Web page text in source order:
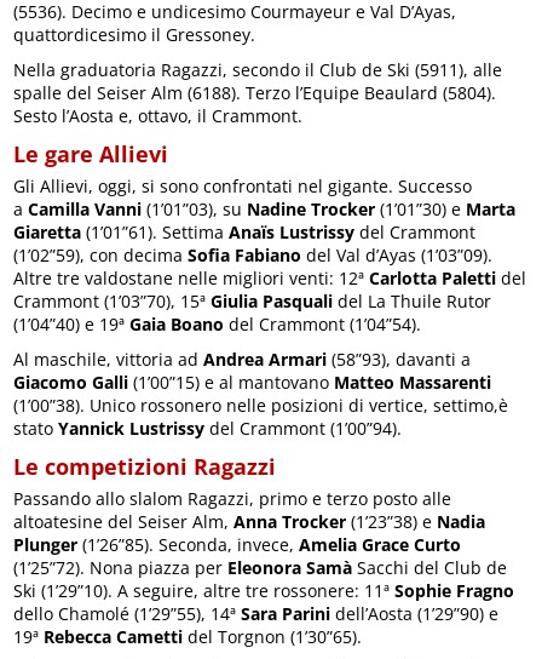
(5536). Decimo e undicesimo Courmayeur e Val D’Ayas,
quattordicesimo il Gressoney.
Nella graduatoria Ragazzi, secondo il Club de Ski (5911), alle
spalle del Seiser Alm (6188). Terzo l’Equipe Beaulard (5804).
Sesto l’Aosta e, ottavo, il Crammont.
Le gare Allievi
Gli Allievi, oggi, si sono confrontati nel gigante. Successo
aCamilla Vanni (1’01”03), su Nadine Trocker (1’01”30) e Marta
Giaretta (1’01”61). SettimaAnaïs Lustrissy del Crammont
(1’02”59), con decimaSofia Fabiano del Val d’Ayas (1’03”09).
Altre tre valdostane nelle migliori venti: 12ªCarlotta Paletti del
Crammont (1’03”70), 15ªGiulia Pasquali del La Thuile Rutor
(1’04”40) e 19ªGaia Boano del Crammont (1’04”54).
Al maschile, vittoria adAndrea Armari (58”93), davanti a
Giacomo Galli (1’00”15) e al mantovano Matteo Massarenti
(1’00”38). Unico rossonero nelle posizioni di vertice, settimo,è
statoYannick Lustrissy del Crammont (1’00”94).
Le competizioni Ragazzi
Passando allo slalom Ragazzi, primo e terzo posto alle
altoatesine del Seiser Alm,Anna Trocker (1’23”38) e Nadia
Plunger (1’26”85). Seconda, invece,Amelia Grace Curto
(1’25”72). Nona piazza per Eleonora Samà Sacchi del Club de
Ski (1’29”10). A seguire, altre tre rossonere: 11ªSophie Fragno
dello Chamolé (1’29”55), 14ªSara Parini dell’Aosta (1’29”90) e
19ª Rebecca Cametti del Torgnon (1’30”65).